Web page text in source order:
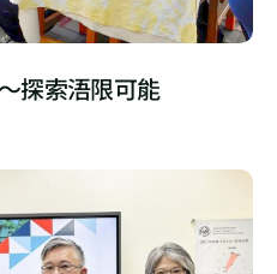
探索浯限可能